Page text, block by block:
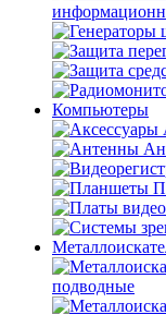
Компьютеры
подводные